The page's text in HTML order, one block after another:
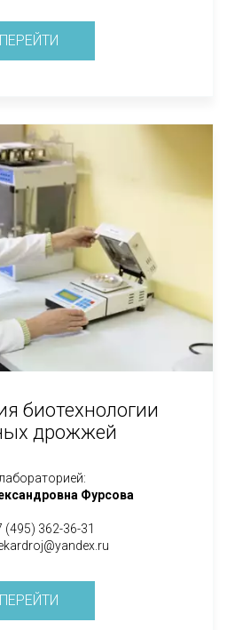
ПЕРЕЙТИ
биотехнологии
дрожжей
Фурсова
(495) 362-36-31
ПЕРЕЙТИ